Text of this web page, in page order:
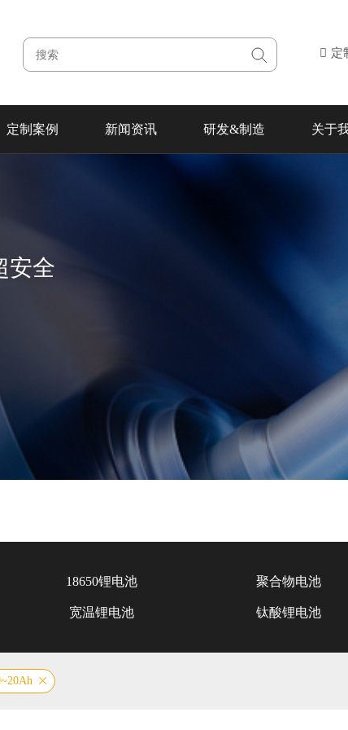
定
定制案例 新闻资讯 研发&制造 关于
安全
18650锂电池 聚合物电池
宽温锂电池 钛酸锂电池